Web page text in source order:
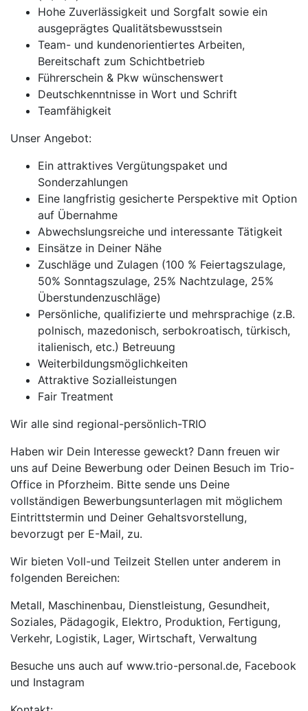
Hohe Zuverlässigkeit und Sorgfalt sowie ein
ausgeprägtes Qualitätsbewusstsein
Team- und kundenorientiertes Arbeiten,
Bereitschaft zum Schichtbetrieb
Führerschein & Pkw wünschenswert
Deutschkenntnisse in Wort und Schrift
Teamfähigkeit
Unser Angebot:
Ein attraktives Vergütungspaket und
Sonderzahlungen
Eine langfristig gesicherte Perspektive mit Option
auf Übernahme
Abwechslungsreiche und interessante Tätigkeit
Einsätze in Deiner Nähe
Zuschläge und Zulagen (100 % Feiertagszulage,
50% Sonntagszulage, 25% Nachtzulage, 25%
Überstundenzuschläge)
Persönliche, qualifizierte und mehrsprachige (z.B.
polnisch, mazedonisch, serbokroatisch, türkisch,
italienisch, etc.) Betreuung
Weiterbildungsmöglichkeiten
Attraktive Sozialleistungen
Fair Treatment
Wir alle sind regional-persönlich-TRIO
Haben wir Dein Interesse geweckt? Dann freuen wir
uns auf Deine Bewerbung oder Deinen Besuch im Trio-
Office in Pforzheim. Bitte sende uns Deine
vollständigen Bewerbungsunterlagen mit möglichem
Eintrittstermin und Deiner Gehaltsvorstellung,
bevorzugt per E-Mail, zu.
Wir bieten Voll-und Teilzeit Stellen unter anderem in
folgenden Bereichen:
Metall, Maschinenbau, Dienstleistung, Gesundheit,
Soziales, Pädagogik, Elektro, Produktion, Fertigung,
Verkehr, Logistik, Lager, Wirtschaft, Verwaltung
Besuche uns auch auf www.trio-personal.de, Facebook
und Instagram